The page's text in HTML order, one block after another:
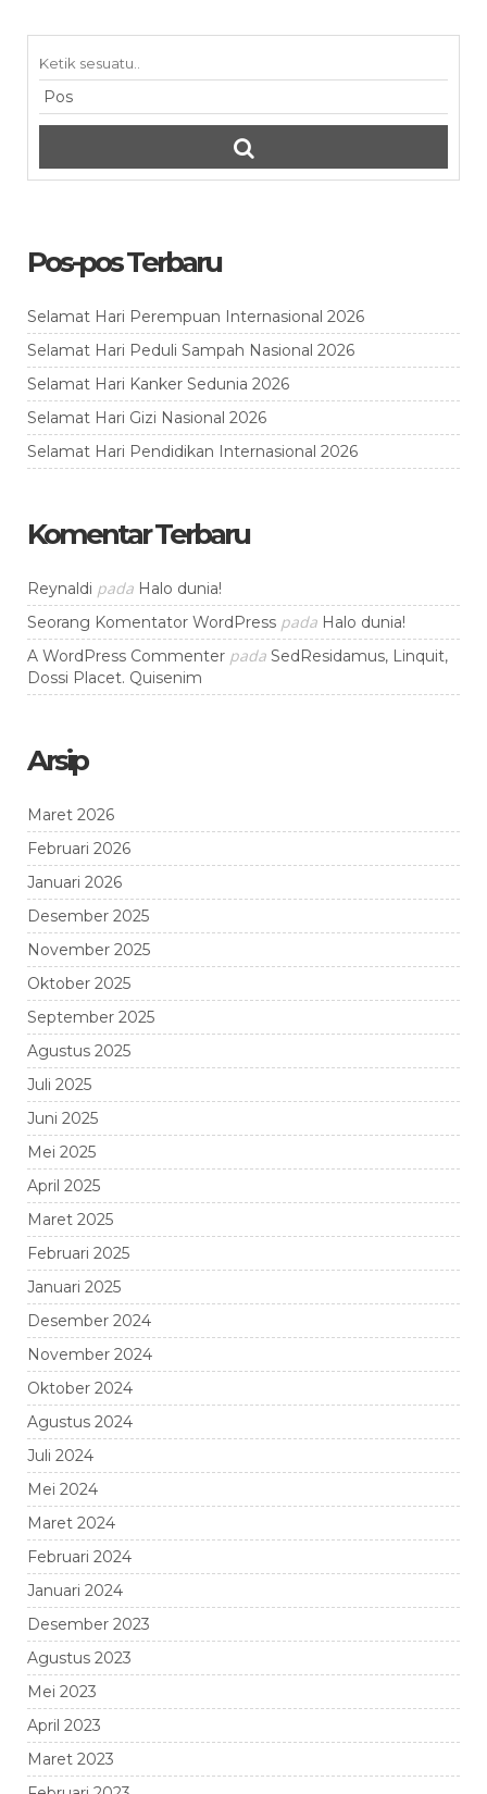
Pos-pos Terbaru
Selamat Hari Perempuan Internasional 2026
Selamat Hari Peduli Sampah Nasional 2026
Selamat Hari Kanker Sedunia 2026
Selamat Hari Gizi Nasional 2026
Selamat Hari Pendidikan Internasional 2026
Komentar Terbaru
Reynaldi pada Halo dunia!
Seorang Komentator WordPress pada Halo dunia!
A WordPress Commenter pada SedResidamus, Linquit,
Dossi Placet. Quisenim
Arsip
Maret 2026
Februari 2026
Januari 2026
Desember 2025
November 2025
Oktober 2025
September 2025
Agustus 2025
Juli 2025
Juni 2025
Mei 2025
April 2025
Maret 2025
Februari 2025
Januari 2025
Desember 2024
November 2024
Oktober 2024
Agustus 2024
Juli 2024
Mei 2024
Maret 2024
Februari 2024
Januari 2024
Desember 2023
Agustus 2023
Mei 2023
April 2023
Maret 2023